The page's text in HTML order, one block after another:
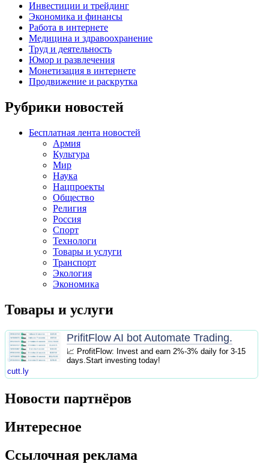
Инвестиции и трейдинг
Экономика и финансы
Работа в интернете
Медицина и здравоохранение
Труд и деятельность
Юмор и развлечения
Монетизация в интернете
Продвижение и раскрутка
Рубрики новостей
Бесплатная лента новостей
Армия
Культура
Мир
Наука
Нацпроекты
Общество
Религия
Россия
Спорт
Технологи
Товары и услуги
Транспорт
Экология
Экономика
Товары и услуги
PrifitFlow AI bot Automate Trading.
📈 ProfitFlow: Invest and earn 2%-3% daily for 3-15
days.Start investing today!
cutt.ly
Новости партнёров
Интересное
Ссылочная реклама